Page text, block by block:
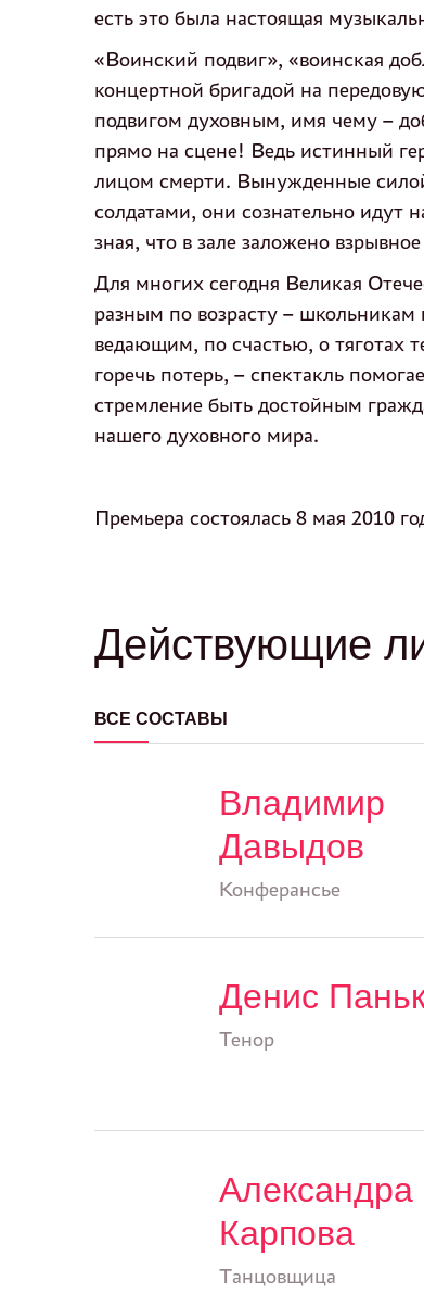
есть это была настоящая
«Воинский подвиг», «воинская
концертной бригадой на
подвигом духовным, имя чему –
прямо на сцене! Ведь истинный
лицом смерти. Вынужденные
солдатами, они сознательно идут
зная, что в зале заложено
Для многих сегодня Великая
разным по возрасту –
ведающим, по счастью, о тяготах
горечь потерь, – спектакль
стремление быть достойным
нашего духовного мира.
Премьера состоялась 8 мая 2010
Действующие
ВСЕ СОСТАВЫ
Владимир
Давыдов
Конферансье
Денис
Тенор
Александра
Карпова
Танцовщица